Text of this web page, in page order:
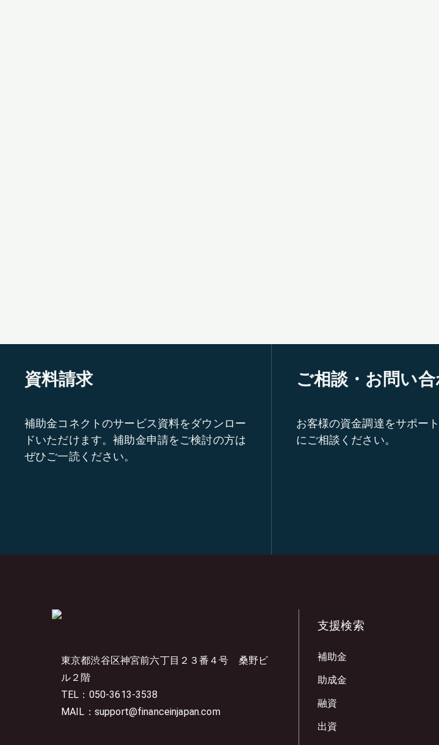
資料請求
補助金コネクトのサービス資料をダウンロー
ドいただけます。補助金申請をご検討の方は
ぜひご一読ください。
ご相談・お問い
お客様の資金調達をサポー
にご相談ください。
東京都渋谷区神宮前六丁目２３番４号 桑野ビ
ル２階
TEL：050-3613-3538
MAIL：support@financeinjapan.com
支援検索
補助金
助成金
融資
出資